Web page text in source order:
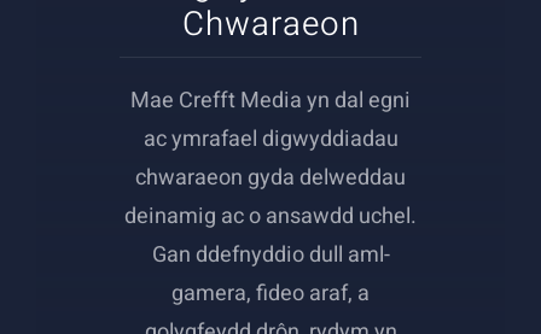
Chwaraeon
Mae Crefft Media yn dal egni
ac ymrafael digwyddiadau
chwaraeon gyda delweddau
deinamig ac o ansawdd uchel.
Gan ddefnyddio dull aml-
gamera, fideo araf, a